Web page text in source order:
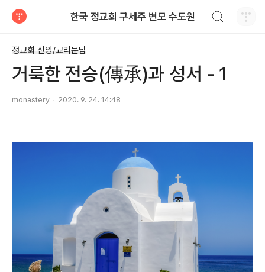
한국 정교회 구세주 변모 수도원
정교회 신앙/교리문답
거룩한 전승(傳承)과 성서 - 1
monastery 2020. 9. 24. 14:48